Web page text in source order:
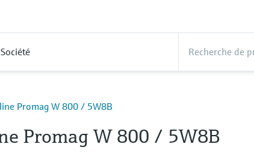
Société
Promag W 800 / 5W8B
Promag W 800 / 5W8B